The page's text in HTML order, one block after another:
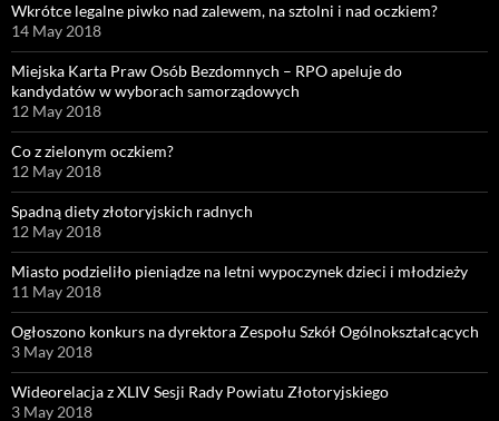
Wkrótce legalne piwko nad zalewem, na sztolni i nad oczkiem?
14 May 2018
Miejska Karta Praw Osób Bezdomnych – RPO apeluje do
kandydatów w wyborach samorządowych
12 May 2018
Co z zielonym oczkiem?
12 May 2018
Spadną diety złotoryjskich radnych
12 May 2018
Miasto podzieliło pieniądze na letni wypoczynek dzieci i młodzieży
11 May 2018
Ogłoszono konkurs na dyrektora Zespołu Szkół Ogólnokształcących
3 May 2018
Wideorelacja z XLIV Sesji Rady Powiatu Złotoryjskiego
3 May 2018